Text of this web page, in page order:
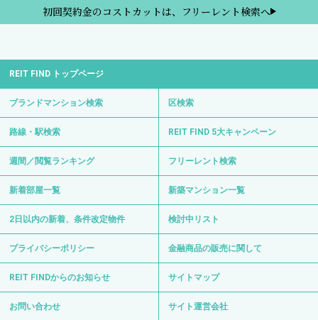
初回契約金のコストカットは、フリーレント検索へ
REIT FIND トップページ
ブランドマンション検索 区検索
路線・駅検索 REIT FIND 5大キャンペーン
週間／閲覧ランキング フリーレント検索
新着部屋一覧 新築マンション一覧
2日以内の新着、条件改定物件 検討中リスト
プライバシーポリシー 金融商品の販売に関して
REIT FINDからのお知らせ サイトマップ
お問い合わせ サイト運営会社